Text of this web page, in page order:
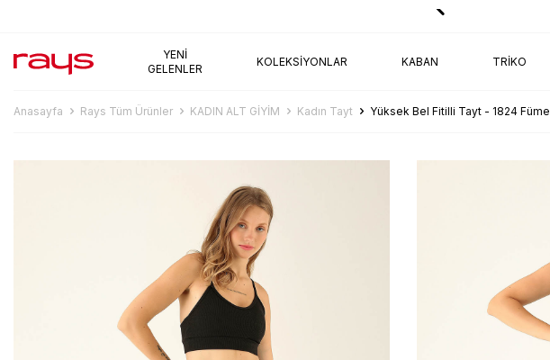
YENI
GELENLER
KOLEKSIYONLAR KABAN TRIKO
Anasayfa Rays Tüm Ürünler KADIN ALT GİYİM Kadın Tayt Yüksek Bel Fitilli Tayt - 1824 Füme